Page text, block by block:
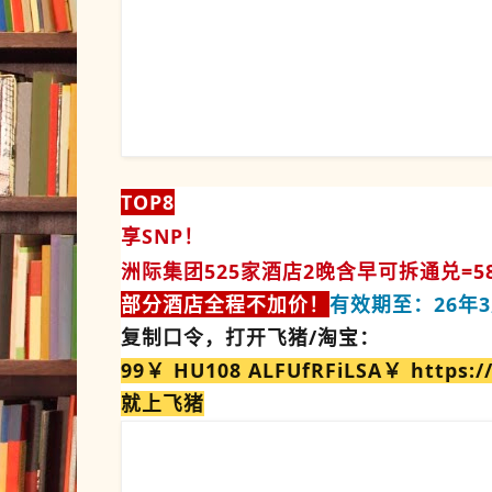
TOP8
享SNP！
洲际集团525家酒店2晚含早可拆通兑
部分酒店全程不加价！ 有效期至：26年
复制口令，打开飞猪/淘宝：
99￥ HU108 ALFUfRFiLSA￥
就上飞猪